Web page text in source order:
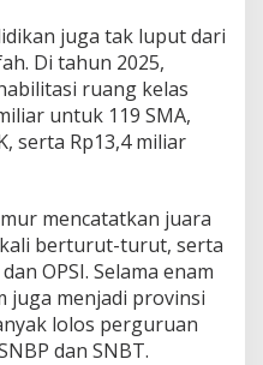
juga tak luput dari
Di tahun 2025,
ruang kelas
untuk 119 SMA,
serta Rp13,4 miliar
mencatatkan juara
berturut-turut, serta
OPSI. Selama enam
menjadi provinsi
lolos perguruan
dan SNBT.